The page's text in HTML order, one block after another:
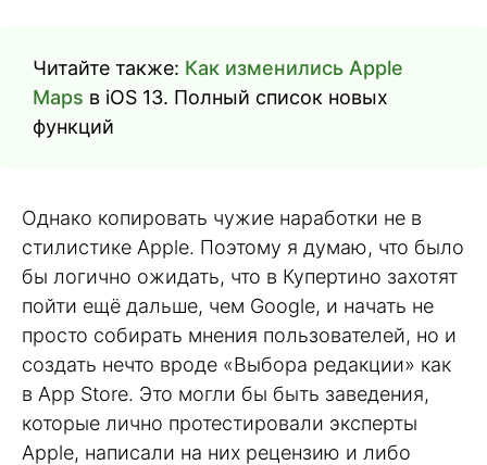
Читайте также: Как изменились Apple
Maps в iOS 13. Полный список новых
функций
Однако копировать чужие наработки не в
стилистике Apple. Поэтому я думаю, что было
бы логично ожидать, что в Купертино захотят
пойти ещё дальше, чем Google, и начать не
просто собирать мнения пользователей, но и
создать нечто вроде «Выбора редакции» как
в App Store. Это могли бы быть заведения,
которые лично протестировали эксперты
Apple, написали на них рецензию и либо